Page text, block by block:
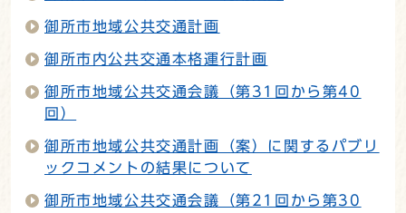
御所市地域公共交通計画
御所市内公共交通本格運行計画
御所市地域公共交通会議（第31回から第40
回）
御所市地域公共交通計画（案）に関するパブリ
ックコメントの結果について
御所市地域公共交通会議（第21回から第30